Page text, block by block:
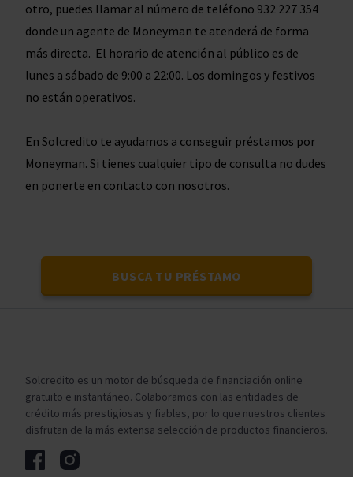
otro, puedes llamar al número de teléfono 932 227 354
donde un agente de Moneyman te atenderá de forma
más directa. El horario de atención al público es de
lunes a sábado de 9:00 a 22:00. Los domingos y festivos
no están operativos.
En Solcredito te ayudamos a conseguir préstamos por
Moneyman. Si tienes cualquier tipo de consulta no dudes
en ponerte en contacto con nosotros.
BUSCA TU PRÉSTAMO
Solcredito es un motor de búsqueda de financiación online
gratuito e instantáneo. Colaboramos con las entidades de
crédito más prestigiosas y fiables, por lo que nuestros clientes
disfrutan de la más extensa selección de productos financieros.